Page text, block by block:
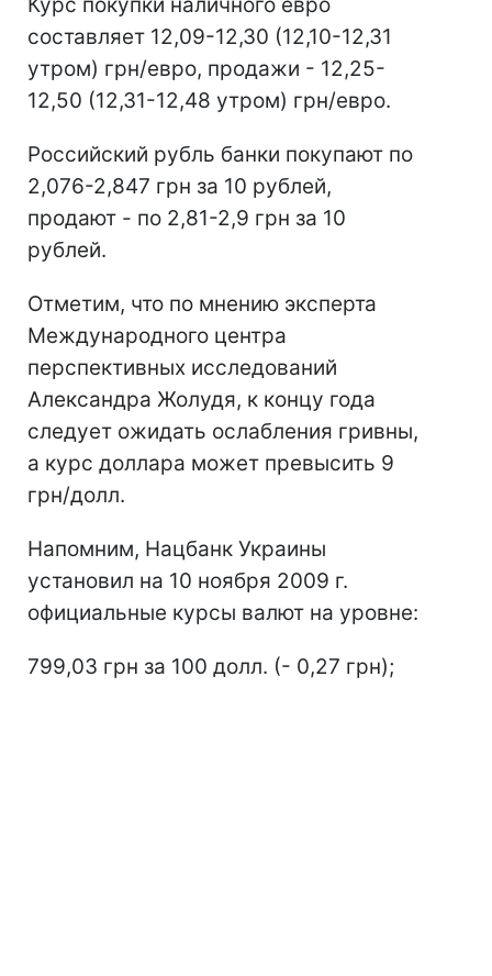
составляет 12,09-12,30 (12,10-12,31
утром) грн/евро, продажи - 12,25-
12,50 (12,31-12,48 утром) грн/евро.
Российский рубль банки покупают по
2,076-2,847 грн за 10 рублей,
продают - по 2,81-2,9 грн за 10
рублей.
Отметим, что по мнению эксперта
Международного центра
перспективных исследований
Александра Жолудя, к концу года
следует ожидать ослабления гривны,
а курс доллара может превысить 9
грн/долл.
Напомним, Нацбанк Украины
установил на 10 ноября 2009 г.
официальные курсы валют на уровне:
799,03 грн за 100 долл. (- 0,27 грн);